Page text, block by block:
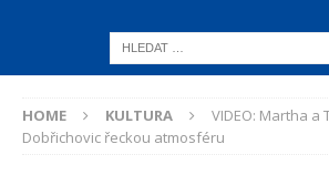
HOME KULTURA
VIDEO: Martha a
Dobřichovic řeckou atmosféru